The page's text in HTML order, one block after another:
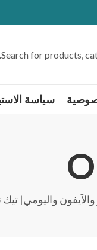
سياسة
واليومي| تيك تيك